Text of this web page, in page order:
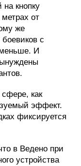
кнопку
от
же
с
И
сфере, как
эффект.
фиксируется
в Ведено при
устройства